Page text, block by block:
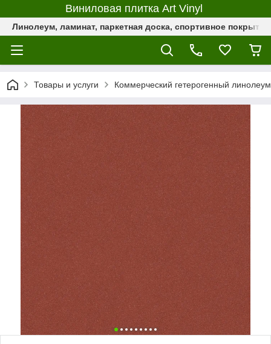
Виниловая плитка Art Vinyl
Линолеум, ламинат, паркетная доска, спортивное
Товары и услуги Коммерческий гетерогенный